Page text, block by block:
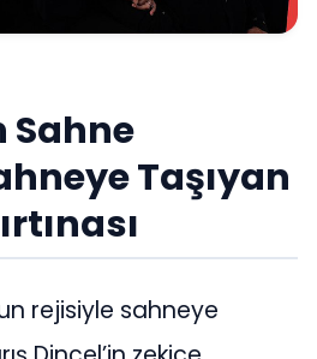
Taşıyan
rejisiyle sahneye